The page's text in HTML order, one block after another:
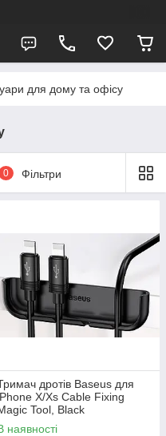
для дому та офісу
0 Фільтри
дротів Baseus для
X/Xs Cable Fixing
Tool, Black
A01)
наявності